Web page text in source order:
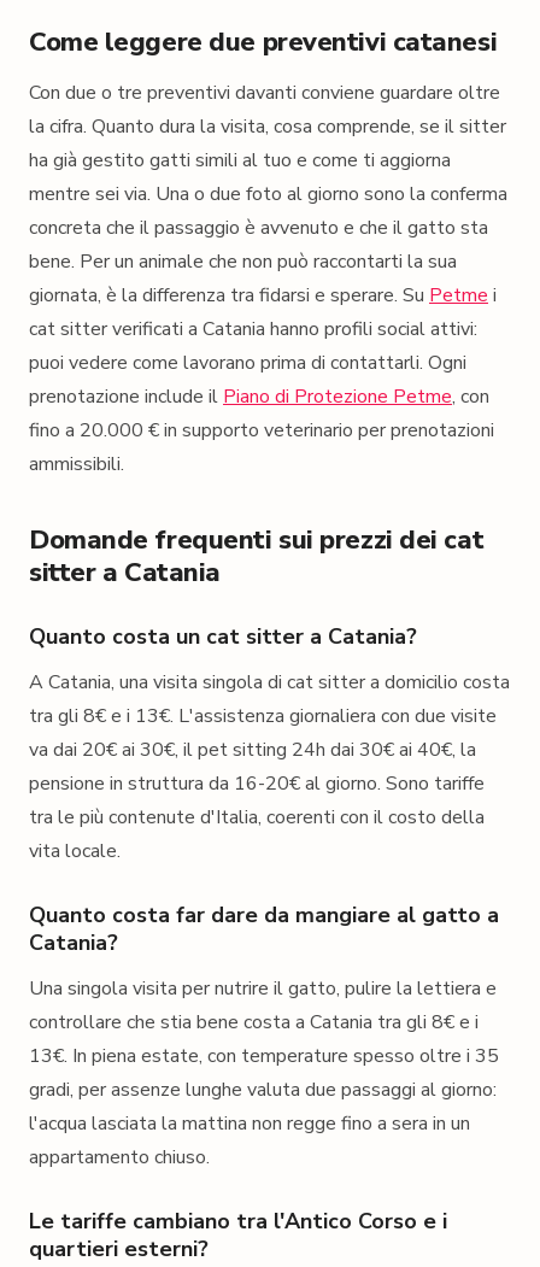
Come leggere due preventivi catanesi
Con due o tre preventivi davanti conviene guardare oltre
la cifra. Quanto dura la visita, cosa comprende, se il sitter
ha già gestito gatti simili al tuo e come ti aggiorna
mentre sei via. Una o due foto al giorno sono la conferma
concreta che il passaggio è avvenuto e che il gatto sta
bene. Per un animale che non può raccontarti la sua
giornata, è la differenza tra fidarsi e sperare. Su Petme i
cat sitter verificati a Catania hanno profili social attivi:
puoi vedere come lavorano prima di contattarli. Ogni
prenotazione include il Piano di Protezione Petme, con
fino a 20.000 € in supporto veterinario per prenotazioni
ammissibili.
Domande frequenti sui prezzi dei cat
sitter a Catania
Quanto costa un cat sitter a Catania?
A Catania, una visita singola di cat sitter a domicilio costa
tra gli 8€ e i 13€. L'assistenza giornaliera con due visite
va dai 20€ ai 30€, il pet sitting 24h dai 30€ ai 40€, la
pensione in struttura da 16-20€ al giorno. Sono tariffe
tra le più contenute d'Italia, coerenti con il costo della
vita locale.
Quanto costa far dare da mangiare al gatto a
Catania?
Una singola visita per nutrire il gatto, pulire la lettiera e
controllare che stia bene costa a Catania tra gli 8€ e i
13€. In piena estate, con temperature spesso oltre i 35
gradi, per assenze lunghe valuta due passaggi al giorno:
l'acqua lasciata la mattina non regge fino a sera in un
appartamento chiuso.
Le tariffe cambiano tra l'Antico Corso e i
quartieri esterni?